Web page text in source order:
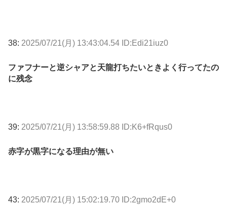
38: 2025/07/21(月) 13:43:04.54 ID:Edi21iuz0
ファフナーと逆シャアと天龍打ちたいときよく行ってたの
に残念
39: 2025/07/21(月) 13:58:59.88 ID:K6+fRqus0
赤字が黒字になる理由が無い
43: 2025/07/21(月) 15:02:19.70 ID:2gmo2dE+0